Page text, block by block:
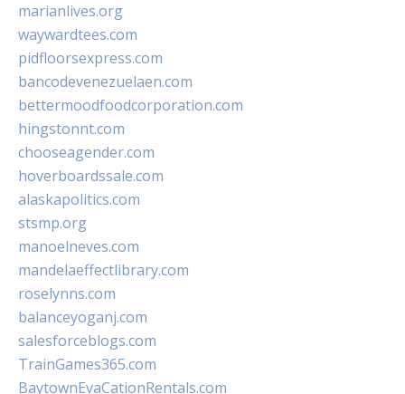
marianlives.org
waywardtees.com
pidfloorsexpress.com
bancodevenezuelaen.com
bettermoodfoodcorporation.com
hingstonnt.com
chooseagender.com
hoverboardssale.com
alaskapolitics.com
stsmp.org
manoelneves.com
mandelaeffectlibrary.com
roselynns.com
balanceyoganj.com
salesforceblogs.com
TrainGames365.com
BaytownEvaCationRentals.com